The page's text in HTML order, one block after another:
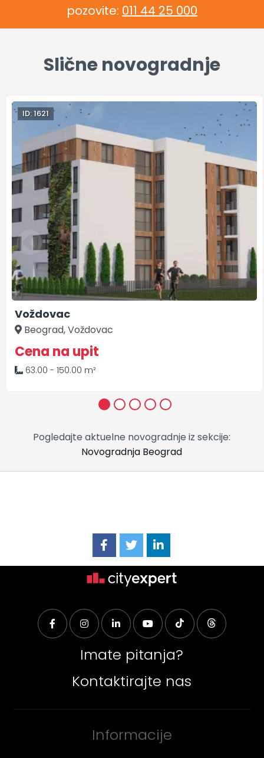
pozovite: 011 44 25 000
Slične novogradnje
ID: 1621
Voždovac
Beograd, Voždovac
Cena na upit
63.00 - 150.00 m²
2 3 4 5
Pogledajte aktuelne novogradnje iz sekcije:
Novogradnja Beograd
Imate pitanja?
Kontaktirajte nas
Informacije